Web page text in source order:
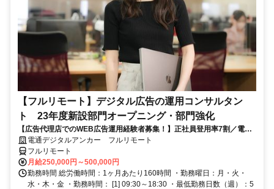
【フルリモート】デジタル広告の運用コンサルタン
ト 23年度新設部門オープニング・部門強化
【広告代理店でのWEB広告運用経験者募集！】正社員登用率7割／電通
G／全国×完全在宅／年休126日・土日祝休み／残業月平均4時間19分
電通デジタルアンカー フルリモート
フルリモート
月給250,000円～500,000円
勤務時間 総労働時間：1ヶ月あたり160時間 ・勤務曜日：月・火・
水・木・金 ・勤務時間： [1] 09:30～18:30 ・最低勤務日数（週）：5